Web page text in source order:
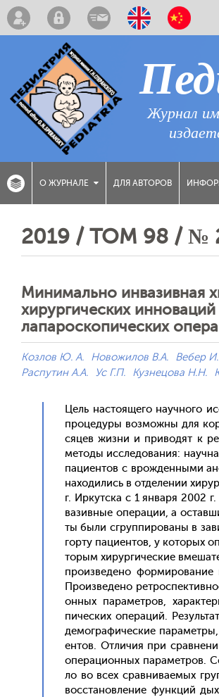
Журнал
О ЖУРНАЛЕ ДЛЯ АВТОРОВ
2019 / ТОМ 98 / №
Минимально инвазивная
хирургических
лапароскопических
Козлов Ю. А. Новожилов В.А. Вебер
Распутин А.А.
Ус Г.П. Кузнецова Н.Н.
Цель нас­то­яще­го на­уч­но­го
про­цеду­ры воз­можны для
сяцев жиз­ни и при­водят к
ме­тоды ис­сле­дова­ния:
па­ци­ен­тов с врож­денны­ми
на­ходи­лись в от­де­лении
г. Ир­кут­ска с 1 ян­ва­ря 2002
ва­зив­ные опе­рации, а
ты бы­ли сгруп­пи­рова­ны в
гор­ту па­ци­ен­тов, у ко­торых
торым хи­рур­ги­чес­кие
про­из­ве­дено фор­ми­рова­ние
Про­из­ве­дено
он­ных па­рамет­ров,
пичес­ких опе­раций.
де­мог­ра­фичес­кие
ен­тов. От­ли­чия при
опе­раци­он­ных па­рамет­ров.
ло во всех срав­ни­ва­емых
вос­ста­нов­ле­ние фун­кций